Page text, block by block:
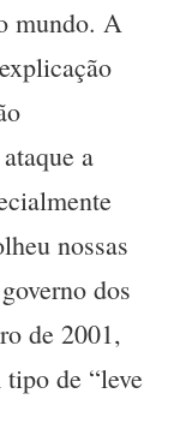
mundo. A
a
nossas
dos
de 2001,
de “leve